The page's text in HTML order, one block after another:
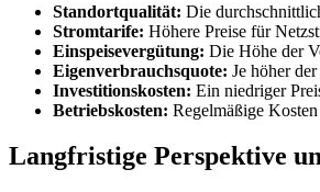
Standortqualität: Die
Stromtarife: Höhere Preise für
Einspeisevergütung: Die Höhe der
Eigenverbrauchsquote: Je höher
Investitionskosten: Ein niedriger
Betriebskosten: Regelmäßige
Langfristige Perspektive